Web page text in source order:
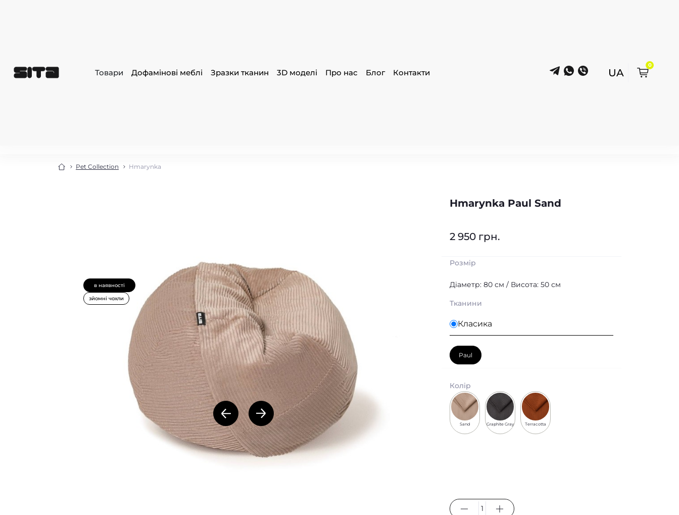
Товари Дофамінові меблі Зразки тканин 3D моделі Про нас Блог Контакти
0
Pet Collection Hmarynka
в наявності
зйомні чохли
Hmarynka Paul Sand
2 950 грн.
Розмір
Діаметр: 80 см / Висота: 50 см
Тканини
Класика
Paul
Колір
Sand Graphite Gray Terracotta